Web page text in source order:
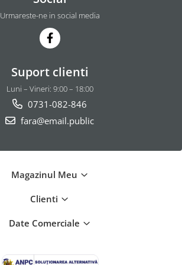
Urmareste-ne in social media
Suport clienti
Luni – Vineri: 9:00 – 18:00
0731-082-846
fara@email.public
Magazinul Meu
Clienti
Date Comerciale